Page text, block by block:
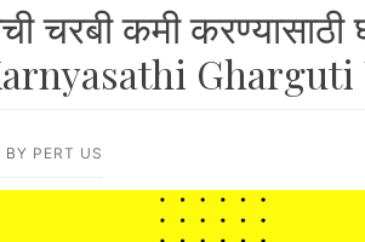
चरबी कमी
Gharguti
BY PERT US